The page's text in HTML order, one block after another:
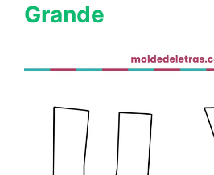
Grande